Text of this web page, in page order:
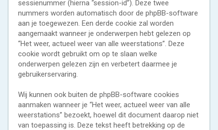
sessienummer (hierna “session-id”). Deze twee
nummers worden automatisch door de phpBB-software
aan je toegewezen. Een derde cookie zal worden
aangemaakt wanneer je onderwerpen hebt gelezen op
“Het weer, actueel weer van alle weerstations”. Deze
cookie wordt gebruikt om op te slaan welke
onderwerpen gelezen zijn en verbetert daarmee je
gebruikerservaring.
Wij kunnen ook buiten de phpBB-software cookies
aanmaken wanneer je “Het weer, actueel weer van alle
weerstations” bezoekt, hoewel dit document daarop niet
van toepassing is. Deze tekst heeft betrekking op de